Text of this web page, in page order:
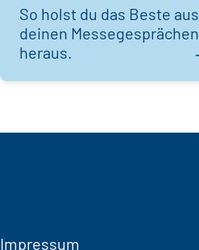
So holst du das Beste aus
deinen Messegesprächen
heraus.
Impressum